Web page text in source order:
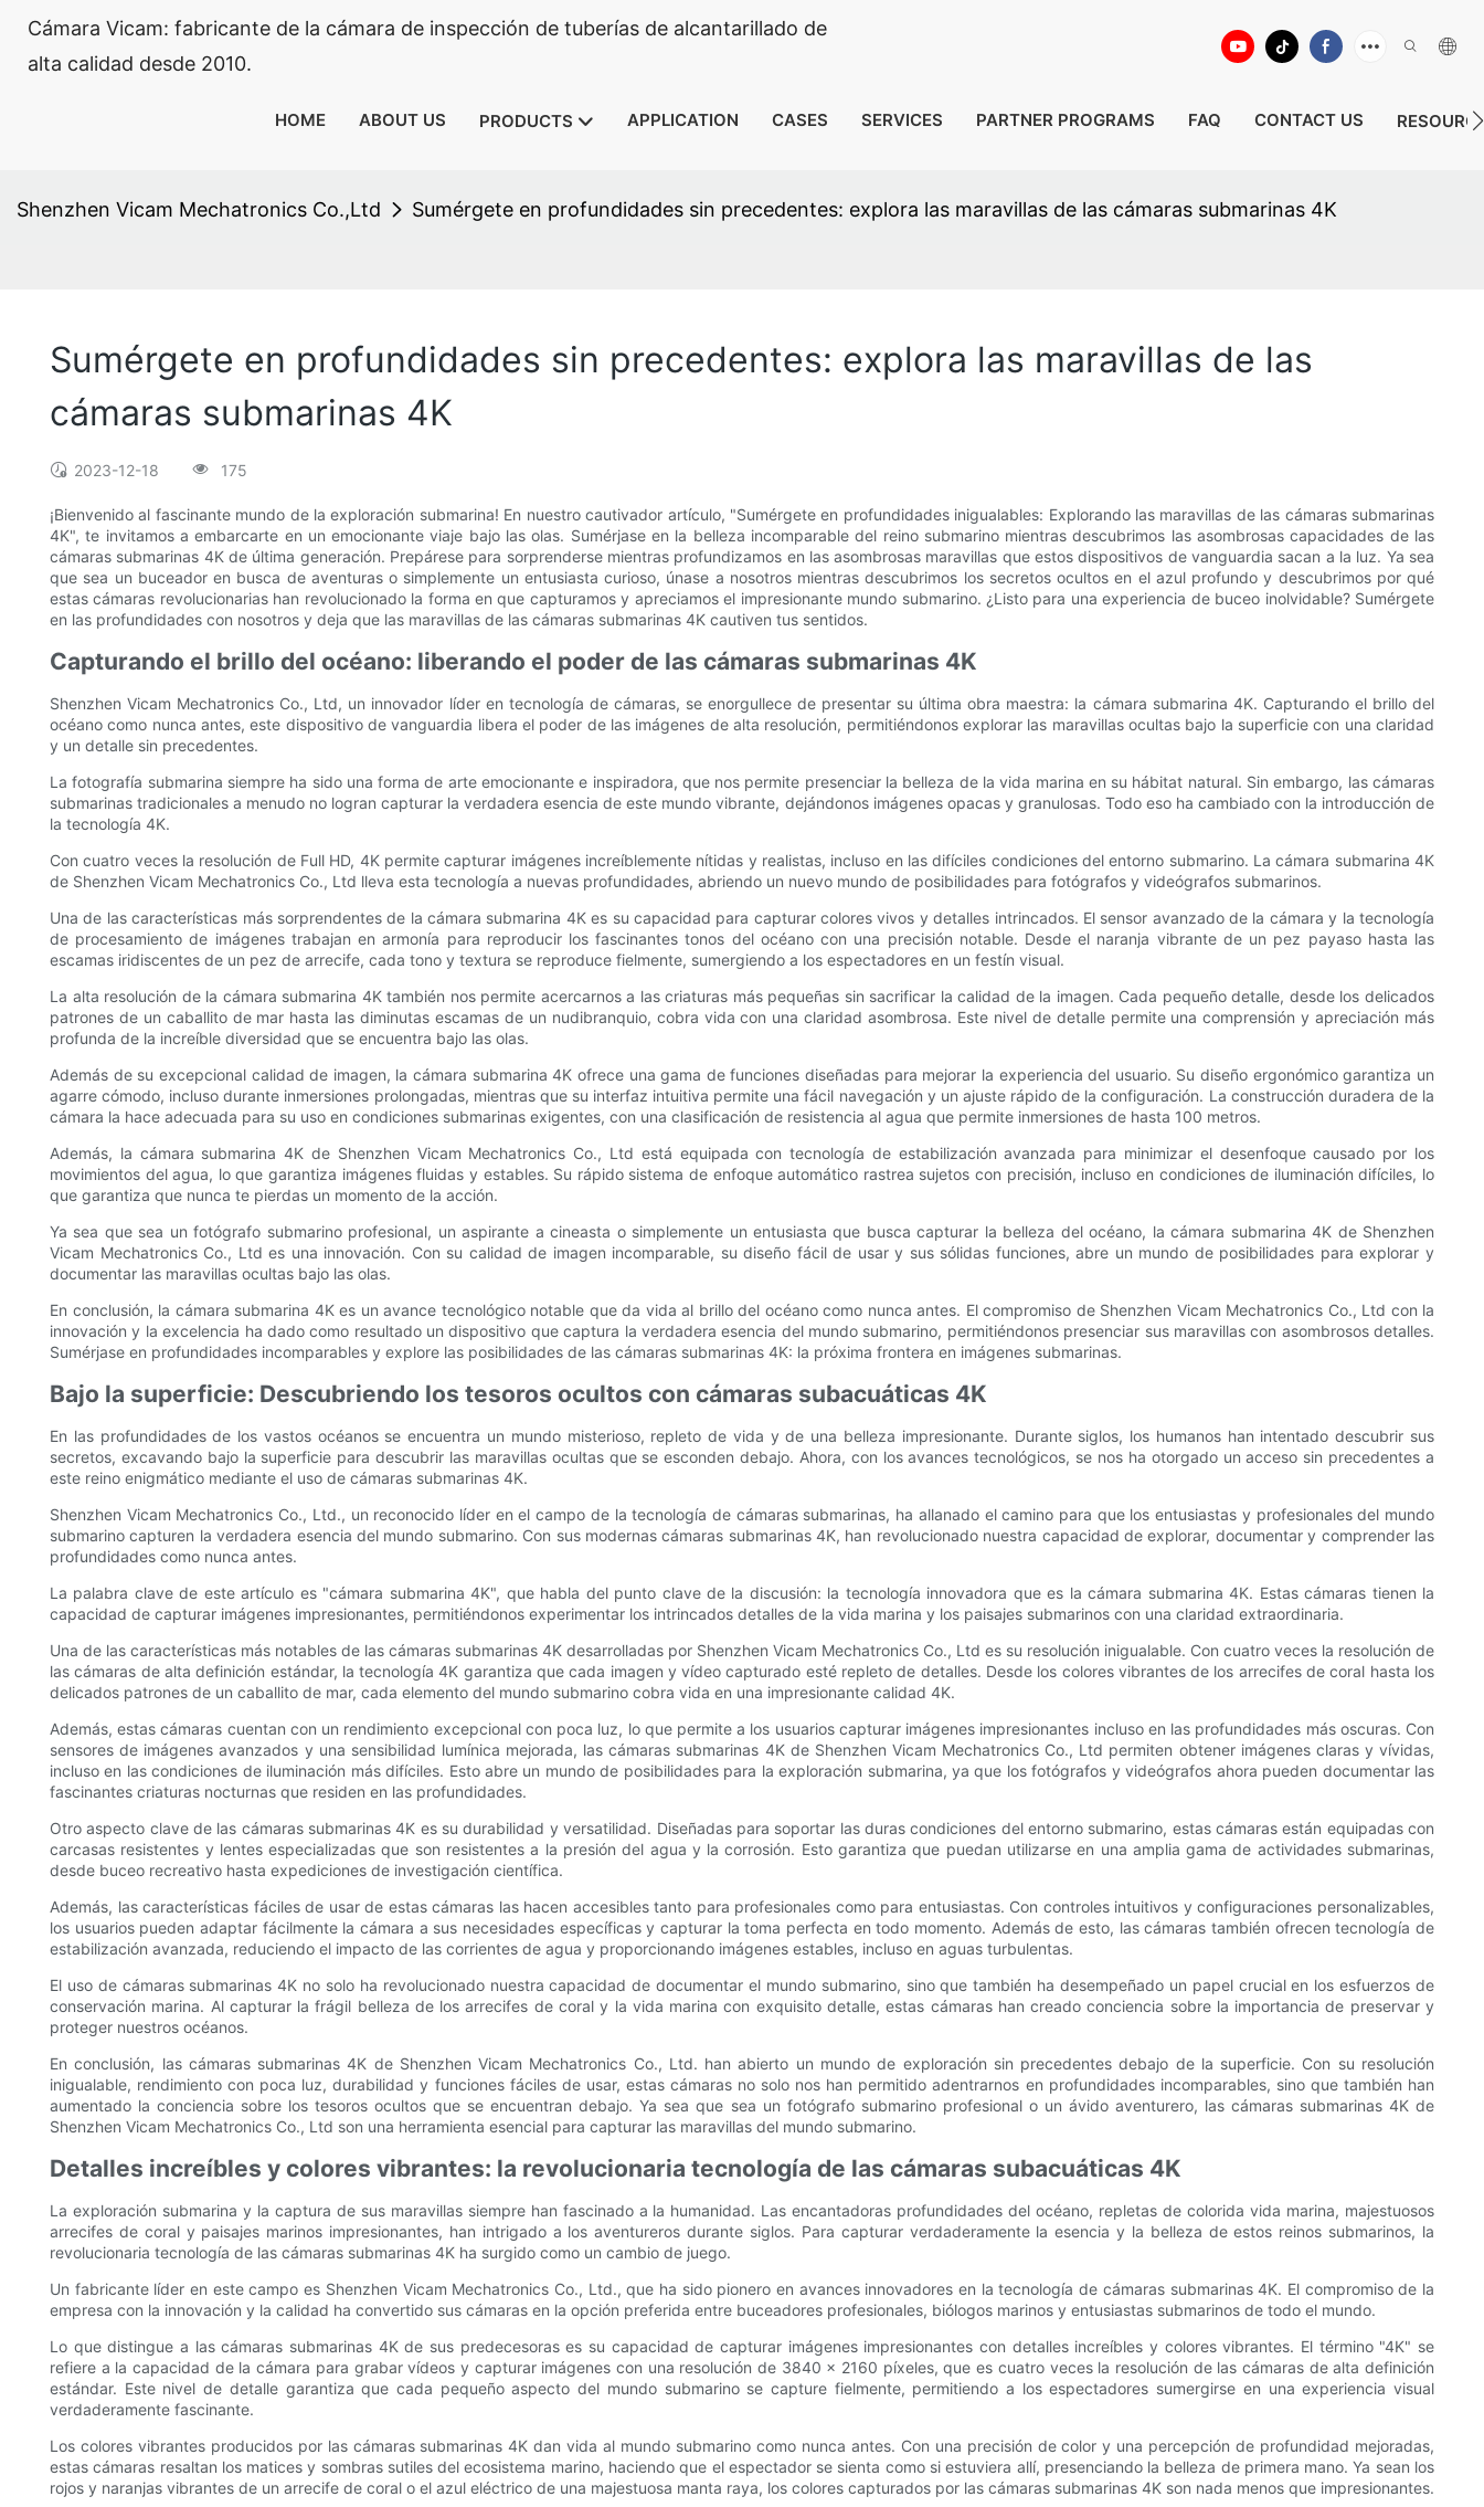
Cámara Vicam: fabricante de la cámara de inspección de tuberías de alcantarillado de
alta calidad desde 2010.
HOME ABOUT US PRODUCTS APPLICATION CASES SERVICES PARTNER PROGRAMS FAQ CONTACT US
Shenzhen Vicam Mechatronics Co.,Ltd Sumérgete en profundidades sin precedentes: explora las maravillas de las cámaras submarinas 4K
Sumérgete en profundidades sin precedentes: explora las maravillas de las
cámaras submarinas 4K
2023-12-18 175
¡Bienvenido al fascinante mundo de la exploración submarina! En nuestro cautivador artículo, "Sumérgete en profundidades inigualables: Explorando las maravillas de las cámaras submarinas
4K", te invitamos a embarcarte en un emocionante viaje bajo las olas. Sumérjase en la belleza incomparable del reino submarino mientras descubrimos las asombrosas capacidades de las
cámaras submarinas 4K de última generación. Prepárese para sorprenderse mientras profundizamos en las asombrosas maravillas que estos dispositivos de vanguardia sacan a la luz. Ya sea
que sea un buceador en busca de aventuras o simplemente un entusiasta curioso, únase a nosotros mientras descubrimos los secretos ocultos en el azul profundo y descubrimos por qué
estas cámaras revolucionarias han revolucionado la forma en que capturamos y apreciamos el impresionante mundo submarino. ¿Listo para una experiencia de buceo inolvidable? Sumérgete
en las profundidades con nosotros y deja que las maravillas de las cámaras submarinas 4K cautiven tus sentidos.
Capturando el brillo del océano: liberando el poder de las cámaras submarinas 4K
Shenzhen Vicam Mechatronics Co., Ltd, un innovador líder en tecnología de cámaras, se enorgullece de presentar su última obra maestra: la cámara submarina 4K. Capturando el brillo del
océano como nunca antes, este dispositivo de vanguardia libera el poder de las imágenes de alta resolución, permitiéndonos explorar las maravillas ocultas bajo la superficie con una claridad
y un detalle sin precedentes.
La fotografía submarina siempre ha sido una forma de arte emocionante e inspiradora, que nos permite presenciar la belleza de la vida marina en su hábitat natural. Sin embargo, las cámaras
submarinas tradicionales a menudo no logran capturar la verdadera esencia de este mundo vibrante, dejándonos imágenes opacas y granulosas. Todo eso ha cambiado con la introducción de
la tecnología 4K.
Con cuatro veces la resolución de Full HD, 4K permite capturar imágenes increíblemente nítidas y realistas, incluso en las difíciles condiciones del entorno submarino. La cámara submarina 4K
de Shenzhen Vicam Mechatronics Co., Ltd lleva esta tecnología a nuevas profundidades, abriendo un nuevo mundo de posibilidades para fotógrafos y videógrafos submarinos.
Una de las características más sorprendentes de la cámara submarina 4K es su capacidad para capturar colores vivos y detalles intrincados. El sensor avanzado de la cámara y la tecnología
de procesamiento de imágenes trabajan en armonía para reproducir los fascinantes tonos del océano con una precisión notable. Desde el naranja vibrante de un pez payaso hasta las
escamas iridiscentes de un pez de arrecife, cada tono y textura se reproduce fielmente, sumergiendo a los espectadores en un festín visual.
La alta resolución de la cámara submarina 4K también nos permite acercarnos a las criaturas más pequeñas sin sacrificar la calidad de la imagen. Cada pequeño detalle, desde los delicados
patrones de un caballito de mar hasta las diminutas escamas de un nudibranquio, cobra vida con una claridad asombrosa. Este nivel de detalle permite una comprensión y apreciación más
profunda de la increíble diversidad que se encuentra bajo las olas.
Además de su excepcional calidad de imagen, la cámara submarina 4K ofrece una gama de funciones diseñadas para mejorar la experiencia del usuario. Su diseño ergonómico garantiza un
agarre cómodo, incluso durante inmersiones prolongadas, mientras que su interfaz intuitiva permite una fácil navegación y un ajuste rápido de la configuración. La construcción duradera de la
cámara la hace adecuada para su uso en condiciones submarinas exigentes, con una clasificación de resistencia al agua que permite inmersiones de hasta 100 metros.
Además, la cámara submarina 4K de Shenzhen Vicam Mechatronics Co., Ltd está equipada con tecnología de estabilización avanzada para minimizar el desenfoque causado por los
movimientos del agua, lo que garantiza imágenes fluidas y estables. Su rápido sistema de enfoque automático rastrea sujetos con precisión, incluso en condiciones de iluminación difíciles, lo
que garantiza que nunca te pierdas un momento de la acción.
Ya sea que sea un fotógrafo submarino profesional, un aspirante a cineasta o simplemente un entusiasta que busca capturar la belleza del océano, la cámara submarina 4K de Shenzhen
Vicam Mechatronics Co., Ltd es una innovación. Con su calidad de imagen incomparable, su diseño fácil de usar y sus sólidas funciones, abre un mundo de posibilidades para explorar y
documentar las maravillas ocultas bajo las olas.
En conclusión, la cámara submarina 4K es un avance tecnológico notable que da vida al brillo del océano como nunca antes. El compromiso de Shenzhen Vicam Mechatronics Co., Ltd con la
innovación y la excelencia ha dado como resultado un dispositivo que captura la verdadera esencia del mundo submarino, permitiéndonos presenciar sus maravillas con asombrosos detalles.
Sumérjase en profundidades incomparables y explore las posibilidades de las cámaras submarinas 4K: la próxima frontera en imágenes submarinas.
Bajo la superficie: Descubriendo los tesoros ocultos con cámaras subacuáticas 4K
En las profundidades de los vastos océanos se encuentra un mundo misterioso, repleto de vida y de una belleza impresionante. Durante siglos, los humanos han intentado descubrir sus
secretos, excavando bajo la superficie para descubrir las maravillas ocultas que se esconden debajo. Ahora, con los avances tecnológicos, se nos ha otorgado un acceso sin precedentes a
este reino enigmático mediante el uso de cámaras submarinas 4K.
Shenzhen Vicam Mechatronics Co., Ltd., un reconocido líder en el campo de la tecnología de cámaras submarinas, ha allanado el camino para que los entusiastas y profesionales del mundo
submarino capturen la verdadera esencia del mundo submarino. Con sus modernas cámaras submarinas 4K, han revolucionado nuestra capacidad de explorar, documentar y comprender las
profundidades como nunca antes.
La palabra clave de este artículo es "cámara submarina 4K", que habla del punto clave de la discusión: la tecnología innovadora que es la cámara submarina 4K. Estas cámaras tienen la
capacidad de capturar imágenes impresionantes, permitiéndonos experimentar los intrincados detalles de la vida marina y los paisajes submarinos con una claridad extraordinaria.
Una de las características más notables de las cámaras submarinas 4K desarrolladas por Shenzhen Vicam Mechatronics Co., Ltd es su resolución inigualable. Con cuatro veces la resolución de
las cámaras de alta definición estándar, la tecnología 4K garantiza que cada imagen y vídeo capturado esté repleto de detalles. Desde los colores vibrantes de los arrecifes de coral hasta los
delicados patrones de un caballito de mar, cada elemento del mundo submarino cobra vida en una impresionante calidad 4K.
Además, estas cámaras cuentan con un rendimiento excepcional con poca luz, lo que permite a los usuarios capturar imágenes impresionantes incluso en las profundidades más oscuras. Con
sensores de imágenes avanzados y una sensibilidad lumínica mejorada, las cámaras submarinas 4K de Shenzhen Vicam Mechatronics Co., Ltd permiten obtener imágenes claras y vívidas,
incluso en las condiciones de iluminación más difíciles. Esto abre un mundo de posibilidades para la exploración submarina, ya que los fotógrafos y videógrafos ahora pueden documentar las
fascinantes criaturas nocturnas que residen en las profundidades.
Otro aspecto clave de las cámaras submarinas 4K es su durabilidad y versatilidad. Diseñadas para soportar las duras condiciones del entorno submarino, estas cámaras están equipadas con
carcasas resistentes y lentes especializadas que son resistentes a la presión del agua y la corrosión. Esto garantiza que puedan utilizarse en una amplia gama de actividades submarinas,
desde buceo recreativo hasta expediciones de investigación científica.
Además, las características fáciles de usar de estas cámaras las hacen accesibles tanto para profesionales como para entusiastas. Con controles intuitivos y configuraciones personalizables,
los usuarios pueden adaptar fácilmente la cámara a sus necesidades específicas y capturar la toma perfecta en todo momento. Además de esto, las cámaras también ofrecen tecnología de
estabilización avanzada, reduciendo el impacto de las corrientes de agua y proporcionando imágenes estables, incluso en aguas turbulentas.
El uso de cámaras submarinas 4K no solo ha revolucionado nuestra capacidad de documentar el mundo submarino, sino que también ha desempeñado un papel crucial en los esfuerzos de
conservación marina. Al capturar la frágil belleza de los arrecifes de coral y la vida marina con exquisito detalle, estas cámaras han creado conciencia sobre la importancia de preservar y
proteger nuestros océanos.
En conclusión, las cámaras submarinas 4K de Shenzhen Vicam Mechatronics Co., Ltd. han abierto un mundo de exploración sin precedentes debajo de la superficie. Con su resolución
inigualable, rendimiento con poca luz, durabilidad y funciones fáciles de usar, estas cámaras no solo nos han permitido adentrarnos en profundidades incomparables, sino que también han
aumentado la conciencia sobre los tesoros ocultos que se encuentran debajo. Ya sea que sea un fotógrafo submarino profesional o un ávido aventurero, las cámaras submarinas 4K de
Shenzhen Vicam Mechatronics Co., Ltd son una herramienta esencial para capturar las maravillas del mundo submarino.
Detalles increíbles y colores vibrantes: la revolucionaria tecnología de las cámaras subacuáticas 4K
La exploración submarina y la captura de sus maravillas siempre han fascinado a la humanidad. Las encantadoras profundidades del océano, repletas de colorida vida marina, majestuosos
arrecifes de coral y paisajes marinos impresionantes, han intrigado a los aventureros durante siglos. Para capturar verdaderamente la esencia y la belleza de estos reinos submarinos, la
revolucionaria tecnología de las cámaras submarinas 4K ha surgido como un cambio de juego.
Un fabricante líder en este campo es Shenzhen Vicam Mechatronics Co., Ltd., que ha sido pionero en avances innovadores en la tecnología de cámaras submarinas 4K. El compromiso de la
empresa con la innovación y la calidad ha convertido sus cámaras en la opción preferida entre buceadores profesionales, biólogos marinos y entusiastas submarinos de todo el mundo.
Lo que distingue a las cámaras submarinas 4K de sus predecesoras es su capacidad de capturar imágenes impresionantes con detalles increíbles y colores vibrantes. El término "4K" se
refiere a la capacidad de la cámara para grabar vídeos y capturar imágenes con una resolución de 3840 x 2160 píxeles, que es cuatro veces la resolución de las cámaras de alta definición
estándar. Este nivel de detalle garantiza que cada pequeño aspecto del mundo submarino se capture fielmente, permitiendo a los espectadores sumergirse en una experiencia visual
verdaderamente fascinante.
Los colores vibrantes producidos por las cámaras submarinas 4K dan vida al mundo submarino como nunca antes. Con una precisión de color y una percepción de profundidad mejoradas,
estas cámaras resaltan los matices y sombras sutiles del ecosistema marino, haciendo que el espectador se sienta como si estuviera allí, presenciando la belleza de primera mano. Ya sean los
rojos y naranjas vibrantes de un arrecife de coral o el azul eléctrico de una majestuosa manta raya, los colores capturados por las cámaras submarinas 4K son nada menos que impresionantes.